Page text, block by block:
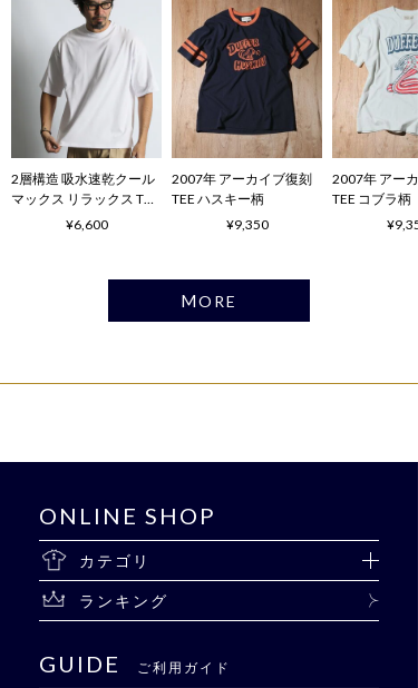
2層構造 吸水速乾クール
マックス リラックス Tシ
¥6,600
2007年 アーカイブ復刻
TEE ハスキー柄
¥9,350
2007年 アーカ
TEE コブラ柄
MORE
ONLINE SHOP
カテゴリ
ランキング
GUIDE ご利用ガイド